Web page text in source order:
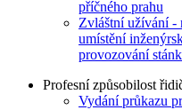
příčného prahu
Zvláštní užívání -
umístění
provozování
Profesní způsobilost
Vydání průkazu